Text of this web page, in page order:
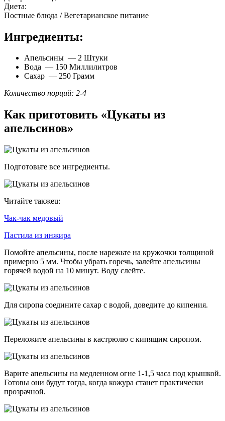
Диета:
Постные блюда / Вегетарианское питание
Ингредиенты:
Апельсины — 2 Штуки
Вода — 150 Миллилитров
Сахар — 250 Грамм
Количество порций: 2-4
Как приготовить «Цукаты из
апельсинов»
Подготовьте все ингредиенты.
Читайте такжеu:
Чак-чак медовый
Пастила из инжира
Помойте апельсины, после нарежьте на кружочки толщиной
примерно 5 мм. Чтобы убрать горечь, залейте апельсины
горячей водой на 10 минут. Воду слейте.
Для сиропа соедините сахар с водой, доведите до кипения.
Переложите апельсины в кастрюлю с кипящим сиропом.
Варите апельсины на медленном огне 1-1,5 часа под крышкой.
Готовы они будут тогда, когда кожура станет практически
прозрачной.